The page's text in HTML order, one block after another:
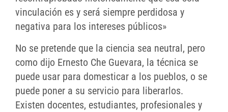
vinculación es y será siempre perdidosa y
negativa para los intereses públicos»
No se pretende que la ciencia sea neutral, pero
como dijo Ernesto Che Guevara, la técnica se
puede usar para domesticar a los pueblos, o se
puede poner a su servicio para liberarlos.
Existen docentes, estudiantes, profesionales y